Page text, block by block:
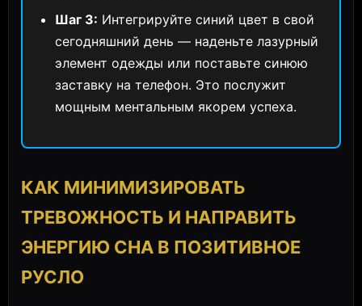
Шаг 3: Интегрируйте синий цвет в свой
сегодняшний день — наденьте лазурный
элемент одежды или поставьте синюю
заставку на телефон. Это послужит
мощным ментальным якорем успеха.
КАК МИНИМИЗИРОВАТЬ
ТРЕВОЖНОСТЬ И НАПРАВИТЬ
ЭНЕРГИЮ СНА В ПОЗИТИВНОЕ
РУСЛО